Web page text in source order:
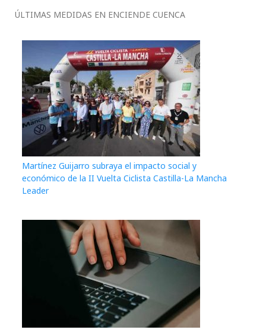
ÚLTIMAS MEDIDAS EN ENCIENDE CUENCA
Martínez Guijarro subraya el impacto social y
económico de la II Vuelta Ciclista Castilla-La Mancha
Leader